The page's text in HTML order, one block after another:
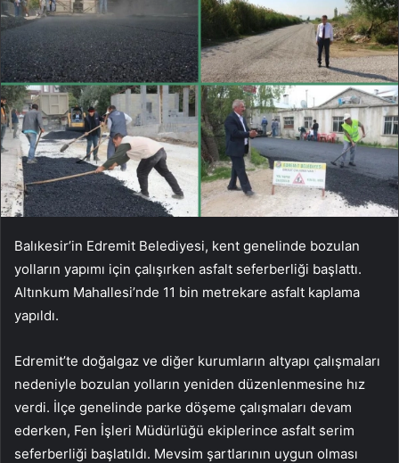
Balıkesir’in Edremit Belediyesi, kent genelinde bozulan
yolların yapımı için çalışırken asfalt seferberliği başlattı.
Altınkum Mahallesi’nde 11 bin metrekare asfalt kaplama
yapıldı.
Edremit’te doğalgaz ve diğer kurumların altyapı çalışmaları
nedeniyle bozulan yolların yeniden düzenlenmesine hız
verdi. İlçe genelinde parke döşeme çalışmaları devam
ederken, Fen İşleri Müdürlüğü ekiplerince asfalt serim
seferberliği başlatıldı. Mevsim şartlarının uygun olması